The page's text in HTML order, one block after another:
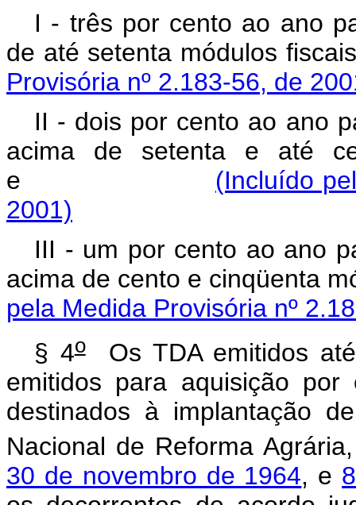
I - três por cento ao ano
de até setenta
Provisória nº 2.183-56, de
II - dois por cento ao ano
acima de setenta e até
e (Incluído
2001)
III - um por cento ao ano
acima de cento e
pela Medida Provisória nº
§ 4oOs TDA emitidos
emitidos para aquisição
destinados à implantação
Nacional de Reforma
30 de novembro de 1964, e